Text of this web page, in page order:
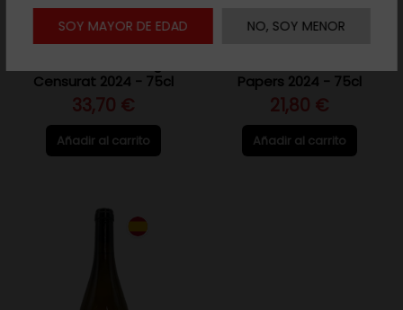
SOY MAYOR DE EDAD
NO, SOY MENOR
Sin D.O. (Penedés)
Censurat 2024 - 75cl
33,70 €
Añadir al carrito
Sin D.O. (Penedés)
Papers 2024 - 75cl
21,80 €
Añadir al carrito